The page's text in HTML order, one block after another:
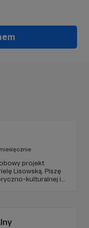
projekt
Lisowską. Piszę
kulturalnej i